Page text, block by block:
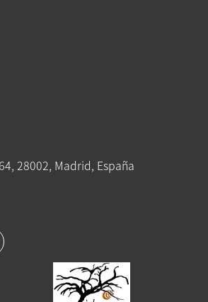
28002, Madrid, España